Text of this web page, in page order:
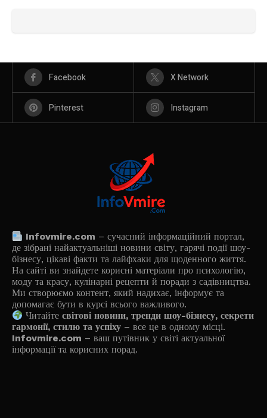
Facebook X Network
Pinterest Instagram
Infovmire.com – сучасний інформаційний портал,
де зібрані найактуальніші новини світу, гарячі події шоу-
бізнесу, цікаві факти та лайфхаки для щоденного життя.
На сайті ви знайдете корисні матеріали про психологію,
моду та красу, кулінарні рецепти й поради з садівництва.
Ми створюємо контент, який надихає, інформує та
допомагає бути в курсі всього важливого.
Читайтесвітові новини, тренди шоу-бізнесу, секрети
гармонії, стилю та успіху – все це в одному місці.
Infovmire.com – ваш путівник у світі актуальної
інформації та корисних порад.